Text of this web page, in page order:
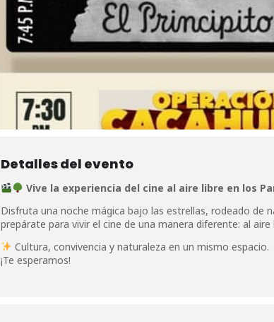
Detalles del evento
Vive la experiencia del cine al aire libre en los
Disfruta una noche mágica bajo las estrellas, rodeado de
prepárate para vivir el cine de una manera diferente: al
Cultura, convivencia y naturaleza en un mismo espacio.
¡Te esperamos!